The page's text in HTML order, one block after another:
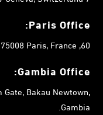
Paris Office:
60, rue François 1er, 75008 Paris, France.
Gambia Office:
Bakau Newtown,
Gambia.